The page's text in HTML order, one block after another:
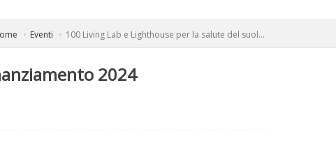
Eventi 100 Living Lab e Lighthouse per la salute del suol...
2024